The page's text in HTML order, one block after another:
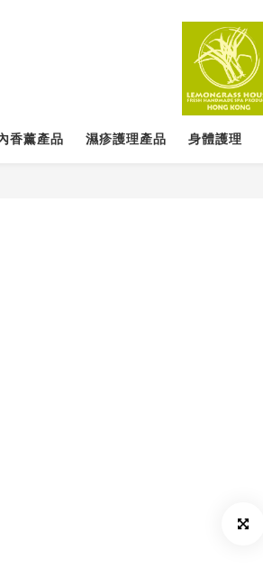
香薰產品 濕疹護理產品 身體護理